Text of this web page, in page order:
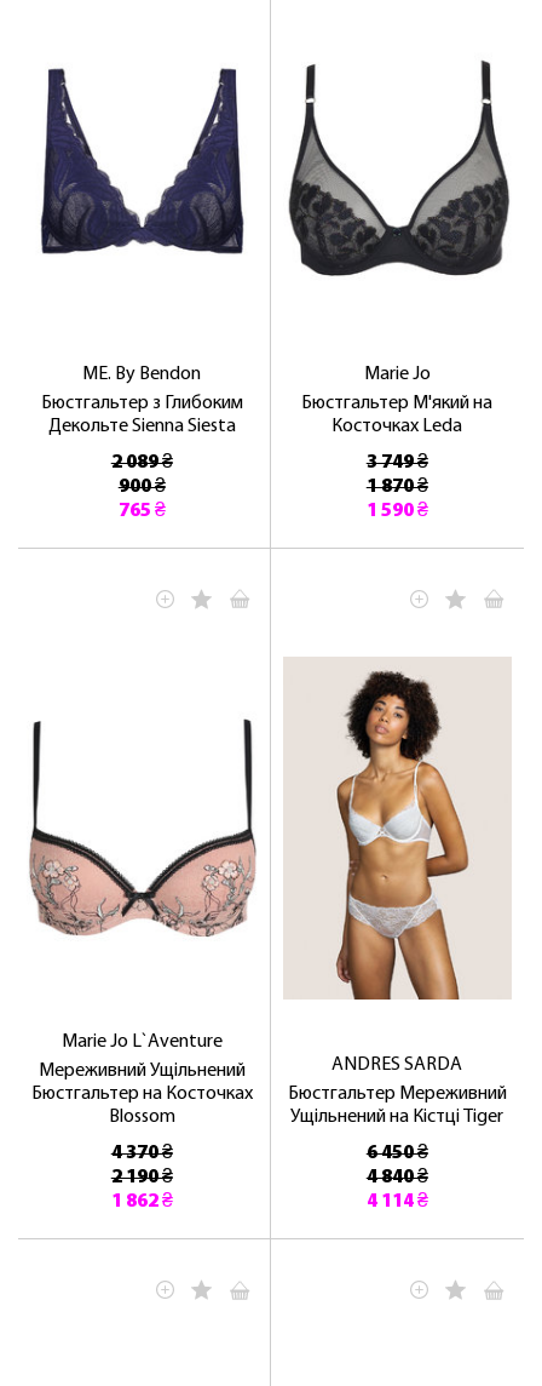
ME. By Bendon
Бюстгальтер з Глибоким
Декольте Sienna Siesta
2 089 ₴
900 ₴
765 ₴
Marie Jo
Бюстгальтер М'який на
Косточках Leda
3 749 ₴
1 870 ₴
1 590 ₴
Marie Jo L`Aventure
Мереживний Ущільнений
Бюстгальтер на Косточках
Blossom
4 370 ₴
2 190 ₴
1 862 ₴
ANDRES SARDA
Бюстгальтер Мереживний
Ущільнений на Кістці Tiger
6 450 ₴
4 840 ₴
4 114 ₴
NOSOVSKI.COM! ПРИЙМІТЬ ВІД НАС
ПРИВІТНИЙ БОНУС - ЗНИЖКУ НА
ПЕРШЕ ПОКУПКУ
ОТРИМАТИ!